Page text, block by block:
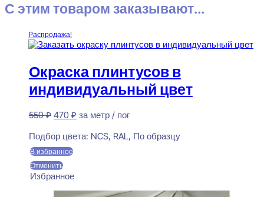
С этим товаром заказывают...
Распродажа!
Окраска плинтусов в
индивидуальный цвет
550₽ Первоначальная
составляла
550 ₽.
470 ₽Текущая
470 ₽.
за метр / пог
Подбор цвета: NCS, RAL, По образцу
В избранное
Отменить
Избранное